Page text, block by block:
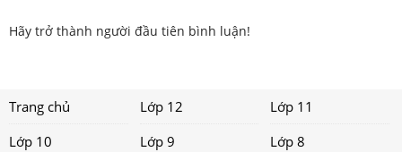
Hãy trở thành người đầu tiên bình luận!
Trang chủ Lớp 12
Lớp 11
Lớp 10
Lớp 9
Lớp 8